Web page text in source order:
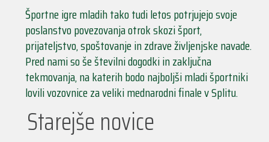
Športne igre mladih tako tudi letos potrjujejo svoje
poslanstvo povezovanja otrok skozi šport,
prijateljstvo, spoštovanje in zdrave življenjske navade.
Pred nami so še številni dogodki in zaključna
tekmovanja, na katerih bodo najboljši mladi športniki
lovili vozovnice za veliki mednarodni finale v Splitu.
Starejše novice